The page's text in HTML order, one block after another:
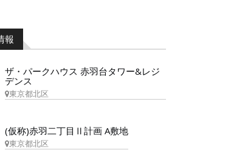
報
ザ・パークハウス 赤羽台タワー&レジ
デンス
東京都北区
(仮称)赤羽二丁目Ⅱ計画 A敷地
東京都北区